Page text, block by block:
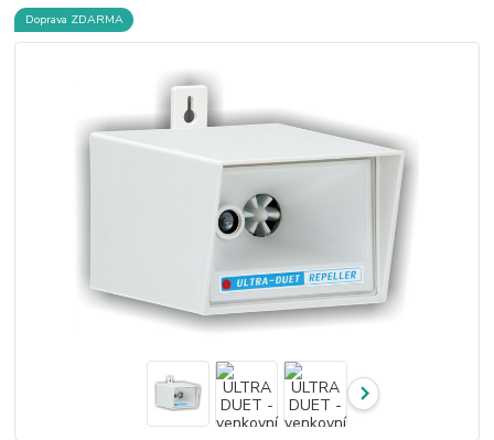
Doprava ZDARMA